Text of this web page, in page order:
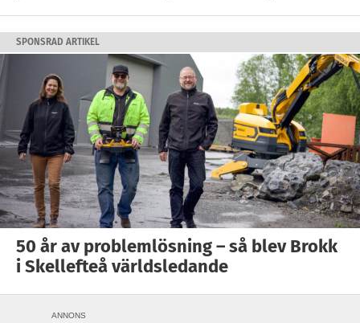
SPONSRAD ARTIKEL
50 år av problemlösning – så blev Brokk
i Skellefteå världsledande
ANNONS